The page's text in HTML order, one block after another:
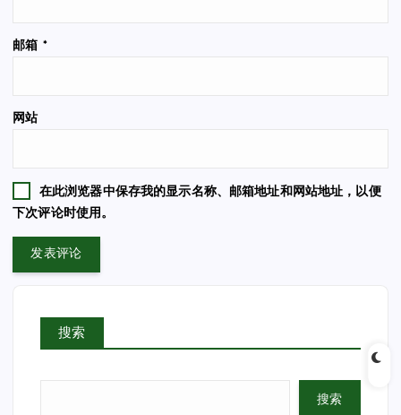
邮箱 *
网站
在此浏览器中保存我的显示名称、邮箱地址和网站地址，以便
下次评论时使用。
搜索
搜索